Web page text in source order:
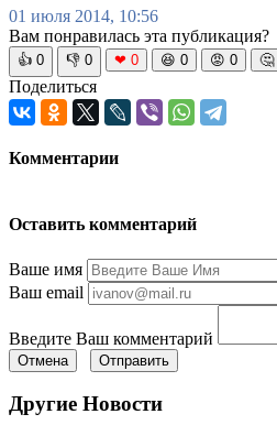
01 июля 2014, 10:56
Вам понравилась эта публикация?
👍 0 👎 0 ❤ 0 😆 0 😡 0 🤔
Поделиться
Комментарии
Оставить комментарий
Ваше имя
Ваш email
Введите Ваш комментарий
Отмена Отправить
Другие Новости